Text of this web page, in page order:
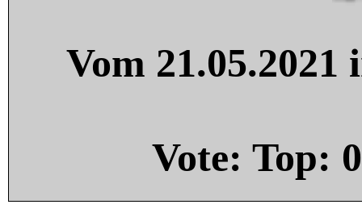
Vom
Vote: Top: 0